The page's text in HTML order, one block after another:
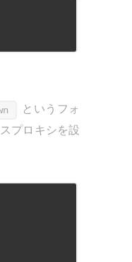
というフォ
プロキシを設